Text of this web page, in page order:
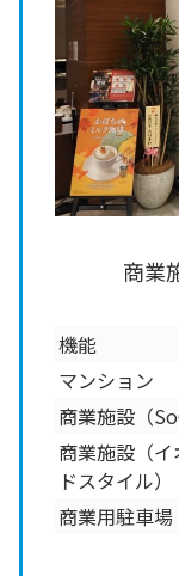
商業
機能
マンション
商業施設（
商業施設（イ
ドスタイル）
商業用駐車場